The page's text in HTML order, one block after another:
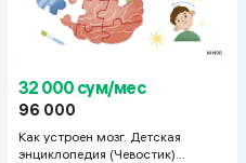
32 000 сум/мес
96 000
Как устроен мозг. Детская
энциклопедия (Чевостик)